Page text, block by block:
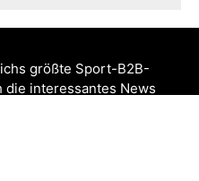
größte Sport-B2B-
die interessantes News